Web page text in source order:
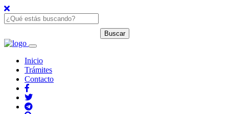
Inicio
Trámites
Contacto